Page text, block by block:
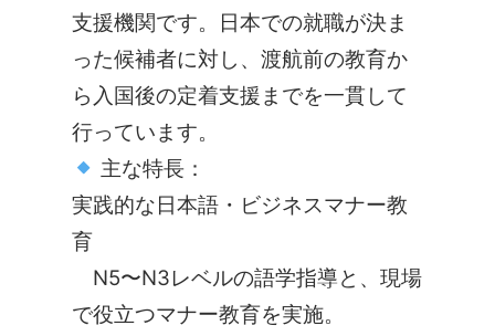
支援機関です。
日本での就職が決ま
った候補者に対し、 渡航前の教育か
ら入国後の定着支援までを一貫して
行っています。
主な特長：
実践的な日本語・ビジネスマナー教
育
N5〜N3レベルの語学指導と、現場
で役立つマナー教育を実施。